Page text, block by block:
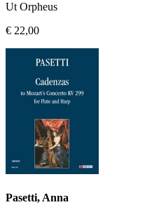
Ut Orpheus
€ 22,00
Pasetti, Anna